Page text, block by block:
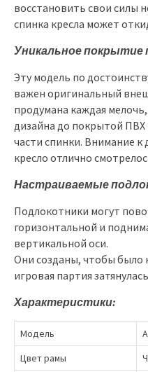
восстановить свои силы
спинка кресла может
Уникальное покрытие
Эту модель по
важен оригинальный
продумана каждая
дизайна до покрытой ПВХ
части спинки. Внимание
кресло отлично
Настраиваемые
Подлокотники могут
горизонтальной и
вертикальной оси.
Они созданы, чтобы было
игровая партия
Характеристики:
Модель
Цвет рамы